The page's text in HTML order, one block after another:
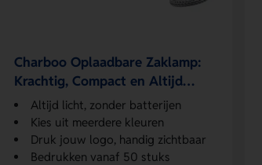
Charboo Oplaadbare Zaklamp:
Krachtig, Compact en Altijd
KlaarAltijd licht, zonder batterijen
Kies uit meerdere kleuren
Druk jouw logo, handig zichtbaar
Bedrukken vanaf 50 stuks